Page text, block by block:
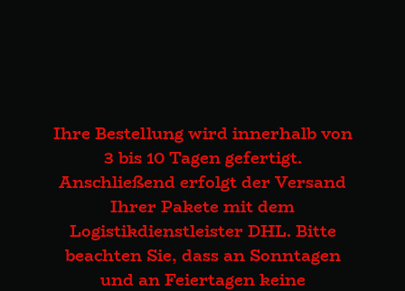
Ihre Bestellung wird innerhalb von
3 bis 10 Tagen gefertigt.
Anschließend erfolgt der Versand
Ihrer Pakete mit dem
Logistikdienstleister DHL. Bitte
beachten Sie, dass an Sonntagen
und an Feiertagen keine